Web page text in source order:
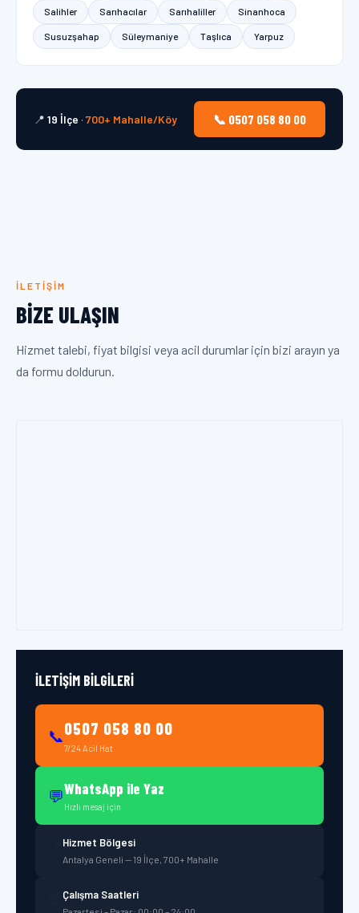
Salihler Sarıhacılar Sarıhaliller Sinanhoca
Susuzşahap Süleymaniye Taşlıca Yarpuz
📍 19 İlçe · 700+ Mahalle/Köy 📞 0507 058 80 00
İLETIŞIM
BIZE ULAŞIN
Hizmet talebi, fiyat bilgisi veya acil durumlar için bizi arayın ya
da formu doldurun.
İLETIŞIM BILGILERI
📞0507 058 80 00
7/24 Acil Hat
💬WhatsApp ile Yaz
Hızlı mesaj için
Hizmet Bölgesi
Antalya Geneli — 19 İlçe, 700+ Mahalle
Çalışma Saatleri